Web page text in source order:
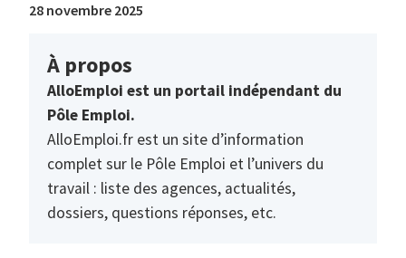
28 novembre 2025
À propos
AlloEmploi est un portail indépendant du
Pôle Emploi.
AlloEmploi.fr est un site d’information
complet sur le Pôle Emploi et l’univers du
travail : liste des agences, actualités,
dossiers, questions réponses, etc.